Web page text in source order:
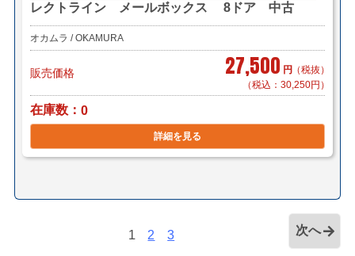
レクトライン メールボックス 8ドア 中古
オカムラ / OKAMURA
販売価格 27,500 円 （税抜）
（税込：30,250円）
在庫数 0
詳細を見る
1 2 3 次へ